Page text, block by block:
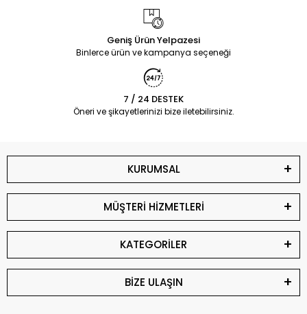
Geniş Ürün Yelpazesi
Binlerce ürün ve kampanya seçeneği
7 / 24 DESTEK
Öneri ve şikayetlerinizi bize iletebilirsiniz.
KURUMSAL
MÜŞTERİ HİZMETLERİ
KATEGORİLER
BİZE ULAŞIN